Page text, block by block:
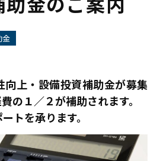
金
向上・設備投資補助金が募集
の１／２が補助されます。
トを承ります。